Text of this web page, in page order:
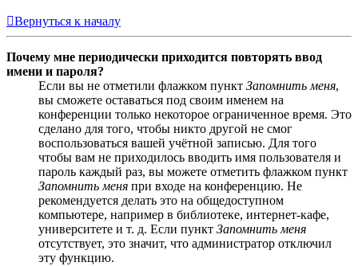
Вернуться к началу
Почему мне периодически приходится повторять ввод
имени и пароля?
Если вы не отметили флажком пункт Запомнить меня,
вы сможете оставаться под своим именем на
конференции только некоторое ограниченное время. Это
сделано для того, чтобы никто другой не смог
воспользоваться вашей учётной записью. Для того
чтобы вам не приходилось вводить имя пользователя и
пароль каждый раз, вы можете отметить флажком пункт
Запомнить меня при входе на конференцию. Не
рекомендуется делать это на общедоступном
компьютере, например в библиотеке, интернет-кафе,
университете и т. д. Если пункт Запомнить меня
отсутствует, это значит, что администратор отключил
эту функцию.